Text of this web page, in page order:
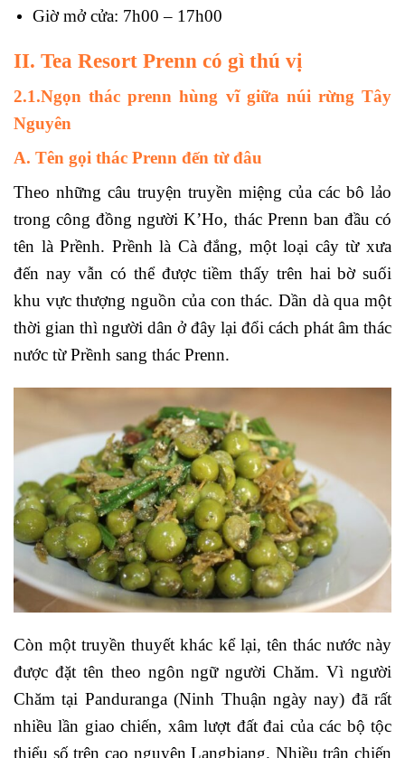
Giờ mở cửa: 7h00 – 17h00
II. Tea Resort Prenn có gì thú vị
2.1.Ngọn thác prenn hùng vĩ giữa núi rừng Tây
Nguyên
A. Tên gọi thác Prenn đến từ đâu
Theo những câu truyện truyền miệng của các bô lảo
trong công đồng người K’Ho, thác Prenn ban đầu có
tên là Prềnh. Prềnh là Cà đắng, một loại cây từ xưa
đến nay vẫn có thể được tiềm thấy trên hai bờ suối
khu vực thượng nguồn của con thác. Dần dà qua một
thời gian thì người dân ở đây lại đổi cách phát âm thác
nước từ Prềnh sang thác Prenn.
Còn một truyền thuyết khác kể lại, tên thác nước này
được đặt tên theo ngôn ngữ người Chăm. Vì người
Chăm tại Panduranga (Ninh Thuận ngày nay) đã rất
nhiều lần giao chiến, xâm lượt đất đai của các bộ tộc
thiểu số trên cao nguyên Langbiang. Nhiều trận chiến